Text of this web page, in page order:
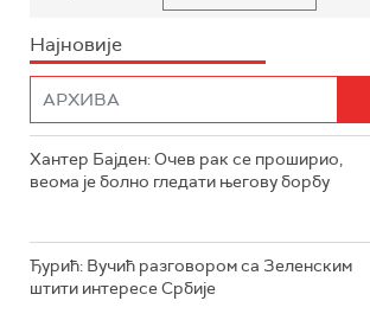
Најновије
Хантер Бајден: Очев рак се проширио,
веома је болно гледати његову борбу
Ђурић: Вучић разговором са Зеленским
штити интересе Србије